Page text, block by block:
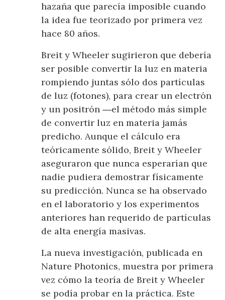
hazaña que parecía imposible cuando
la idea fue teorizado por primera vez
hace 80 años.
Breit y Wheeler sugirieron que debería
ser posible convertir la luz en materia
rompiendo juntas sólo dos partículas
de luz (fotones), para crear un electrón
y un positrón ―el método más simple
de convertir luz en materia jamás
predicho. Aunque el cálculo era
teóricamente sólido, Breit y Wheeler
aseguraron que nunca esperarían que
nadie pudiera demostrar físicamente
su predicción. Nunca se ha observado
en el laboratorio y los experimentos
anteriores han requerido de partículas
de alta energía masivas.
La nueva investigación, publicada en
Nature Photonics, muestra por primera
vez cómo la teoría de Breit y Wheeler
se podía probar en la práctica. Este